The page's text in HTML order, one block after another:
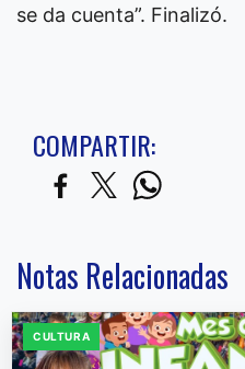
se da cuenta”. Finalizó.
COMPARTIR:
Notas Relacionadas
CULTURA